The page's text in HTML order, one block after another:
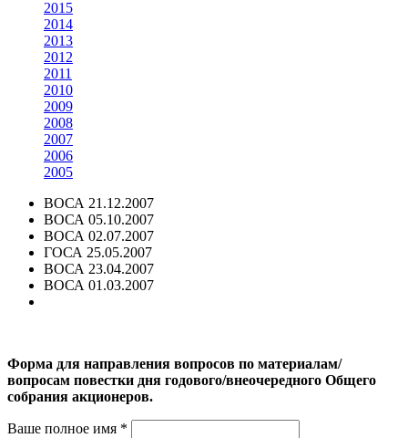
2015
2014
2013
2012
2011
2010
2009
2008
2007
2006
2005
ВОСА 21.12.2007
ВОСА 05.10.2007
ВОСА 02.07.2007
ГОСА 25.05.2007
ВОСА 23.04.2007
ВОСА 01.03.2007
Форма для направления вопросов по материалам/
вопросам повестки дня годового/внеочередного Общего
собрания акционеров.
Ваше полное имя *